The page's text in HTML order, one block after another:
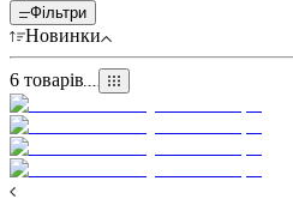
Фільтри
Новинки
6 товарів